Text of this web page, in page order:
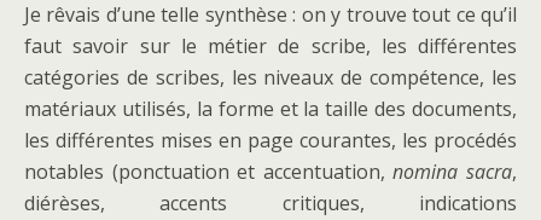
Je rêvais d’une telle synthèse : on y trouve tout ce qu’il
faut savoir sur le métier de scribe, les différentes
catégories de scribes, les niveaux de compétence, les
matériaux utilisés, la forme et la taille des documents,
les différentes mises en page courantes, les procédés
notables (ponctuation et accentuation,nomina sacra,
diérèses, accents critiques, indications